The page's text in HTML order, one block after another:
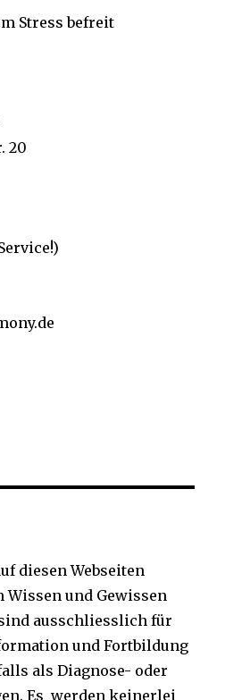
Stress befreit
20
diesen Webseiten
Wissen und Gewissen
ausschliesslich für
und Fortbildung
als Diagnose- oder
Es werden keinerlei